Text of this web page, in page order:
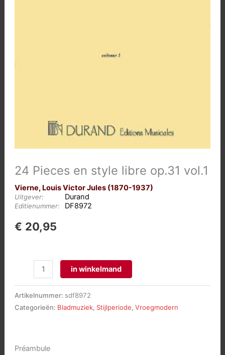
24 Pieces en style libre op.31 vol.1
Vierne, Louis Victor Jules (1870-1937)
Uitgever: Durand
Editienummer: DF8972
€ 20,95
Pieces
aantal
in winkelmand
Artikelnummer: sdf8972
Categorieën: Bladmuziek, Stijlperiode, Vroegmodern
Préambule